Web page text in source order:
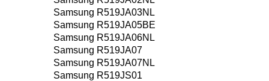
Samsung R519JA03NL
Samsung R519JA05BE
Samsung R519JA06NL
Samsung R519JA07
Samsung R519JA07NL
Samsung R519JS01